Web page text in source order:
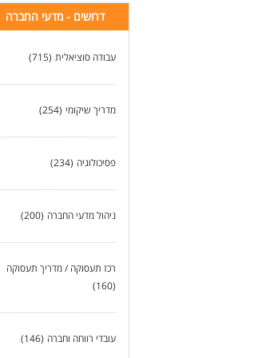
דרושים - מדעי החברה
עבודה סוציאלית (715)
מדריך שיקומי (254)
פסיכולוגיה (234)
ניהול מדעי החברה (200)
רכז תעסוקה / מדריך תעסוקה
(160)
עובדי רווחה וחברה (146)